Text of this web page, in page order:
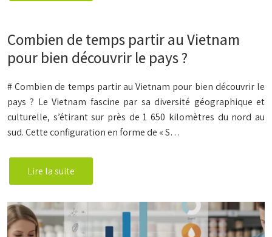
Combien de temps partir au Vietnam
pour bien découvrir le pays ?
# Combien de temps partir au Vietnam pour bien découvrir le
pays ? Le Vietnam fascine par sa diversité géographique et
culturelle, s’étirant sur près de 1 650 kilomètres du nord au
sud. Cette configuration en forme de « S…
Lire la suite